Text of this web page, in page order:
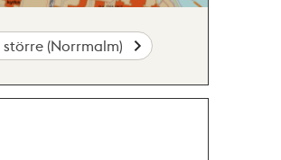
större (Norrmalm)